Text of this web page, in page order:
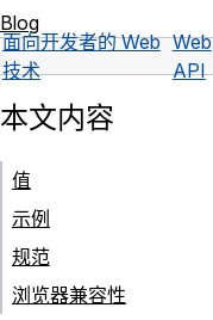
Blog
面向开发者的 Web
技术
Web
API
本文内容
值
示例
规范
浏览器兼容性